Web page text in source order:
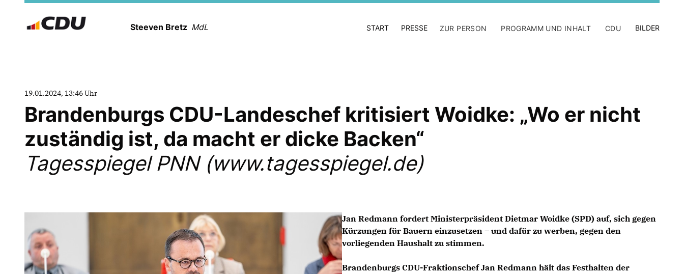
Steeven Bretz MdL START PRESSE ZUR PERSON PROGRAMM UND INHALT CDU BILDER
19.01.2024, 13:46 Uhr
Brandenburgs CDU-Landeschef kritisiert Woidke: „Wo er nicht
zuständig ist, da macht er dicke Backen“
Tagesspiegel PNN (www.tagesspiegel.de)
Jan Redmann fordert Ministerpräsident Dietmar Woidke (SPD) auf, sich gegen
Kürzungen für Bauern einzusetzen – und dafür zu werben, gegen den
vorliegenden Haushalt zu stimmen.
Brandenburgs CDU-FraktionschefJan Redmann hält das Festhalten der